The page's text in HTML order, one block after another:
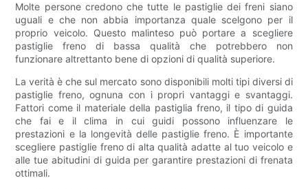
Molte persone credono che tutte le pastiglie dei freni siano
uguali e che non abbia importanza quale scelgono per il
proprio veicolo. Questo malinteso può portare a scegliere
pastiglie freno di bassa qualità che potrebbero non
funzionare altrettanto bene di opzioni di qualità superiore.
La verità è che sul mercato sono disponibili molti tipi diversi di
pastiglie freno, ognuna con i propri vantaggi e svantaggi.
Fattori come il materiale della pastiglia freno, il tipo di guida
che fai e il clima in cui guidi possono influenzare le
prestazioni e la longevità delle pastiglie freno. È importante
scegliere pastiglie freno di alta qualità adatte al tuo veicolo e
alle tue abitudini di guida per garantire prestazioni di frenata
ottimali.